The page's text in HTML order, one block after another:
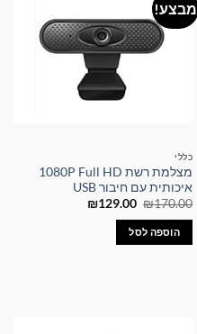
מבצע!
כללי
מצלמת רשת 1080P Full HD
איכותית עם חיבור USB
₪170.00
המחיר
היה:
₪170.00.
₪129.00
המחיר
הוספה לסל